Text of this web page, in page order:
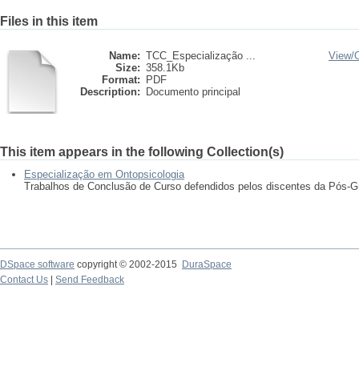
Files in this item
Name: TCC_Especialização ...
Size: 358.1Kb
Format:
PDF
Description:
Documento principal
View/
This item appears in the following Collection(s)
Especialização em Ontopsicologia
Trabalhos de Conclusão de Curso defendidos pelos discentes da Pós-
DSpace software copyright © 2002-2015
DuraSpace
Contact Us
Send Feedback